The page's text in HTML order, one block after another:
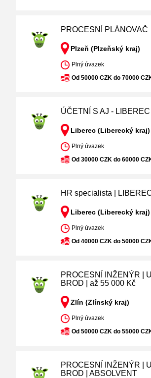
PROCESNÍ PLÁNOVAČ
Plzeň (Plzeňský kraj)
Plný úvazek
Od 50000 CZK do 70000
ÚČETNÍ S AJ - LIBEREC
Liberec (Liberecký kraj)
Plný úvazek
Od 30000 CZK do 60000
HR specialista |
Liberec (Liberecký kraj)
Plný úvazek
Od 40000 CZK do 50000
PROCESNÍ INŽENÝR |
BROD | až 55 000 Kč
Zlín (Zlínský kraj)
Plný úvazek
Od 50000 CZK do 55000
PROCESNÍ INŽENÝR |
BROD | ABSOLVENT